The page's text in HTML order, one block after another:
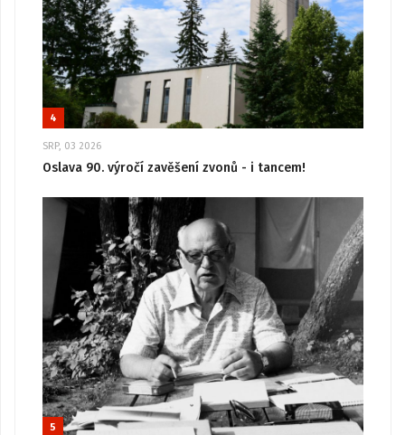
4
SRP, 03 2026
Oslava 90. výročí zavěšení zvonů - i tancem!
5